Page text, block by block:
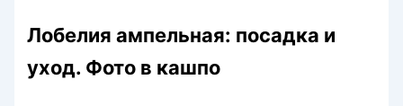
Лобелия ампельная: посадка и
уход. Фото в кашпо